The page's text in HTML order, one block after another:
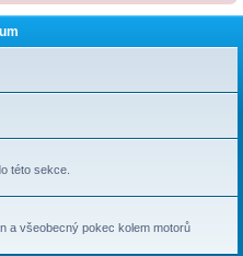
této sekce.
a všeobecný pokec kolem motorů